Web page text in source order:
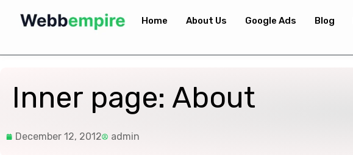
Home About Us Google Ads Blog
Inner page: About
December 12, 2012 admin